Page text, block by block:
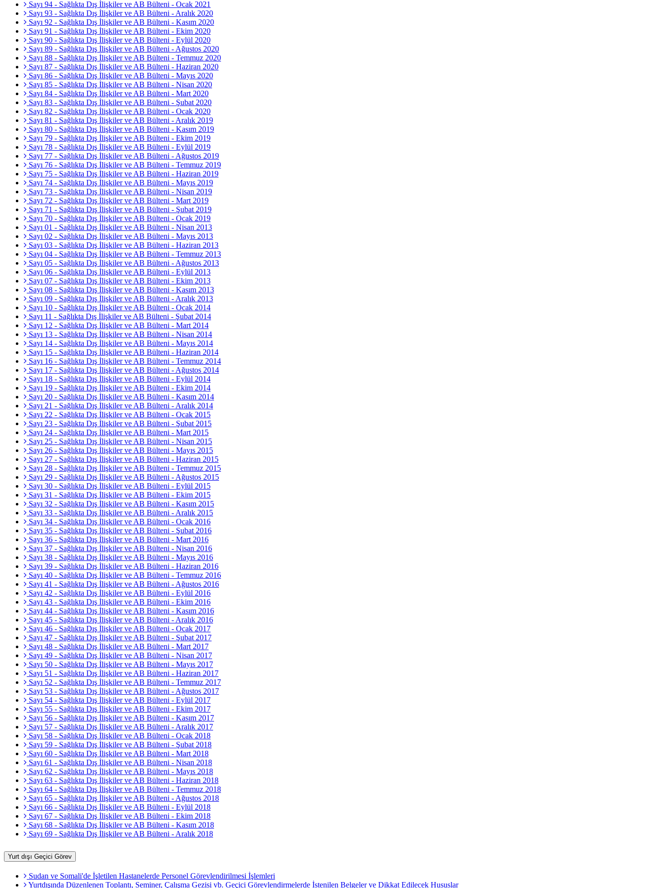
Sayı 94 - Sağlıkta Dış İlişkiler ve AB Bülteni - Ocak 2021
Sayı 93 - Sağlıkta Dış İlişkiler ve AB Bülteni - Aralık 2020
Sayı 92 - Sağlıkta Dış İlişkiler ve AB Bülteni - Kasım 2020
Sayı 91 - Sağlıkta Dış İlişkiler ve AB Bülteni - Ekim 2020
Sayı 90 - Sağlıkta Dış İlişkiler ve AB Bülteni - Eylül 2020
Sayı 89 - Sağlıkta Dış İlişkiler ve AB Bülteni - Ağustos 2020
Sayı 88 - Sağlıkta Dış İlişkiler ve AB Bülteni - Temmuz 2020
Sayı 87 - Sağlıkta Dış İlişkiler ve AB Bülteni - Haziran 2020
Sayı 86 - Sağlıkta Dış İlişkiler ve AB Bülteni - Mayıs 2020
Sayı 85 - Sağlıkta Dış İlişkiler ve AB Bülteni - Nisan 2020
Sayı 84 - Sağlıkta Dış İlişkiler ve AB Bülteni - Mart 2020
Sayı 83 - Sağlıkta Dış İlişkiler ve AB Bülteni - Şubat 2020
Sayı 82 - Sağlıkta Dış İlişkiler ve AB Bülteni - Ocak 2020
Sayı 81 - Sağlıkta Dış İlişkiler ve AB Bülteni - Aralık 2019
Sayı 80 - Sağlıkta Dış İlişkiler ve AB Bülteni - Kasım 2019
Sayı 79 - Sağlıkta Dış İlişkiler ve AB Bülteni - Ekim 2019
Sayı 78 - Sağlıkta Dış İlişkiler ve AB Bülteni - Eylül 2019
Sayı 77 - Sağlıkta Dış İlişkiler ve AB Bülteni - Ağustos 2019
Sayı 76 - Sağlıkta Dış İlişkiler ve AB Bülteni - Temmuz 2019
Sayı 75 - Sağlıkta Dış İlişkiler ve AB Bülteni - Haziran 2019
Sayı 74 - Sağlıkta Dış İlişkiler ve AB Bülteni - Mayıs 2019
Sayı 73 - Sağlıkta Dış İlişkiler ve AB Bülteni - Nisan 2019
Sayı 72 - Sağlıkta Dış İlişkiler ve AB Bülteni - Mart 2019
Sayı 71 - Sağlıkta Dış İlişkiler ve AB Bülteni - Şubat 2019
Sayı 70 - Sağlıkta Dış İlişkiler ve AB Bülteni - Ocak 2019
Sayı 01 - Sağlıkta Dış İlişkiler ve AB Bülteni - Nisan 2013
Sayı 02 - Sağlıkta Dış İlişkiler ve AB Bülteni - Mayıs 2013
Sayı 03 - Sağlıkta Dış İlişkiler ve AB Bülteni - Haziran 2013
Sayı 04 - Sağlıkta Dış İlişkiler ve AB Bülteni - Temmuz 2013
Sayı 05 - Sağlıkta Dış İlişkiler ve AB Bülteni - Ağustos 2013
Sayı 06 - Sağlıkta Dış İlişkiler ve AB Bülteni - Eylül 2013
Sayı 07 - Sağlıkta Dış İlişkiler ve AB Bülteni - Ekim 2013
Sayı 08 - Sağlıkta Dış İlişkiler ve AB Bülteni - Kasım 2013
Sayı 09 - Sağlıkta Dış İlişkiler ve AB Bülteni - Aralık 2013
Sayı 10 - Sağlıkta Dış İlişkiler ve AB Bülteni - Ocak 2014
Sayı 11 - Sağlıkta Dış İlişkiler ve AB Bülteni - Şubat 2014
Sayı 12 - Sağlıkta Dış İlişkiler ve AB Bülteni - Mart 2014
Sayı 13 - Sağlıkta Dış İlişkiler ve AB Bülteni - Nisan 2014
Sayı 14 - Sağlıkta Dış İlişkiler ve AB Bülteni - Mayıs 2014
Sayı 15 - Sağlıkta Dış İlişkiler ve AB Bülteni - Haziran 2014
Sayı 16 - Sağlıkta Dış İlişkiler ve AB Bülteni - Temmuz 2014
Sayı 17 - Sağlıkta Dış İlişkiler ve AB Bülteni - Ağustos 2014
Sayı 18 - Sağlıkta Dış İlişkiler ve AB Bülteni - Eylül 2014
Sayı 19 - Sağlıkta Dış İlişkiler ve AB Bülteni - Ekim 2014
Sayı 20 - Sağlıkta Dış İlişkiler ve AB Bülteni - Kasım 2014
Sayı 21 - Sağlıkta Dış İlişkiler ve AB Bülteni - Aralık 2014
Sayı 22 - Sağlıkta Dış İlişkiler ve AB Bülteni - Ocak 2015
Sayı 23 - Sağlıkta Dış İlişkiler ve AB Bülteni - Şubat 2015
Sayı 24 - Sağlıkta Dış İlişkiler ve AB Bülteni - Mart 2015
Sayı 25 - Sağlıkta Dış İlişkiler ve AB Bülteni - Nisan 2015
Sayı 26 - Sağlıkta Dış İlişkiler ve AB Bülteni - Mayıs 2015
Sayı 27 - Sağlıkta Dış İlişkiler ve AB Bülteni - Haziran 2015
Sayı 28 - Sağlıkta Dış İlişkiler ve AB Bülteni - Temmuz 2015
Sayı 29 - Sağlıkta Dış İlişkiler ve AB Bülteni - Ağustos 2015
Sayı 30 - Sağlıkta Dış İlişkiler ve AB Bülteni - Eylül 2015
Sayı 31 - Sağlıkta Dış İlişkiler ve AB Bülteni - Ekim 2015
Sayı 32 - Sağlıkta Dış İlişkiler ve AB Bülteni - Kasım 2015
Sayı 33 - Sağlıkta Dış İlişkiler ve AB Bülteni - Aralık 2015
Sayı 34 - Sağlıkta Dış İlişkiler ve AB Bülteni - Ocak 2016
Sayı 35 - Sağlıkta Dış İlişkiler ve AB Bülteni - Şubat 2016
Sayı 36 - Sağlıkta Dış İlişkiler ve AB Bülteni - Mart 2016
Sayı 37 - Sağlıkta Dış İlişkiler ve AB Bülteni - Nisan 2016
Sayı 38 - Sağlıkta Dış İlişkiler ve AB Bülteni - Mayıs 2016
Sayı 39 - Sağlıkta Dış İlişkiler ve AB Bülteni - Haziran 2016
Sayı 40 - Sağlıkta Dış İlişkiler ve AB Bülteni - Temmuz 2016
Sayı 41 - Sağlıkta Dış İlişkiler ve AB Bülteni - Ağustos 2016
Sayı 42 - Sağlıkta Dış İlişkiler ve AB Bülteni - Eylül 2016
Sayı 43 - Sağlıkta Dış İlişkiler ve AB Bülteni - Ekim 2016
Sayı 44 - Sağlıkta Dış İlişkiler ve AB Bülteni - Kasım 2016
Sayı 45 - Sağlıkta Dış İlişkiler ve AB Bülteni - Aralık 2016
Sayı 46 - Sağlıkta Dış İlişkiler ve AB Bülteni - Ocak 2017
Sayı 47 - Sağlıkta Dış İlişkiler ve AB Bülteni - Şubat 2017
Sayı 48 - Sağlıkta Dış İlişkiler ve AB Bülteni - Mart 2017
Sayı 49 - Sağlıkta Dış İlişkiler ve AB Bülteni - Nisan 2017
Sayı 50 - Sağlıkta Dış İlişkiler ve AB Bülteni - Mayıs 2017
Sayı 51 - Sağlıkta Dış İlişkiler ve AB Bülteni - Haziran 2017
Sayı 52 - Sağlıkta Dış İlişkiler ve AB Bülteni - Temmuz 2017
Sayı 53 - Sağlıkta Dış İlişkiler ve AB Bülteni - Ağustos 2017
Sayı 54 - Sağlıkta Dış İlişkiler ve AB Bülteni - Eylül 2017
Sayı 55 - Sağlıkta Dış İlişkiler ve AB Bülteni - Ekim 2017
Sayı 56 - Sağlıkta Dış İlişkiler ve AB Bülteni - Kasım 2017
Sayı 57 - Sağlıkta Dış İlişkiler ve AB Bülteni - Aralık 2017
Sayı 58 - Sağlıkta Dış İlişkiler ve AB Bülteni - Ocak 2018
Sayı 59 - Sağlıkta Dış İlişkiler ve AB Bülteni - Şubat 2018
Sayı 60 - Sağlıkta Dış İlişkiler ve AB Bülteni - Mart 2018
Sayı 61 - Sağlıkta Dış İlişkiler ve AB Bülteni - Nisan 2018
Sayı 62 - Sağlıkta Dış İlişkiler ve AB Bülteni - Mayıs 2018
Sayı 63 - Sağlıkta Dış İlişkiler ve AB Bülteni - Haziran 2018
Sayı 64 - Sağlıkta Dış İlişkiler ve AB Bülteni - Temmuz 2018
Sayı 65 - Sağlıkta Dış İlişkiler ve AB Bülteni - Ağustos 2018
Sayı 66 - Sağlıkta Dış İlişkiler ve AB Bülteni - Eylül 2018
Sayı 67 - Sağlıkta Dış İlişkiler ve AB Bülteni - Ekim 2018
Sayı 68 - Sağlıkta Dış İlişkiler ve AB Bülteni - Kasım 2018
Sayı 69 - Sağlıkta Dış İlişkiler ve AB Bülteni - Aralık 2018
Yurt dışı Geçici Görev
Sudan ve Somali'de İşletilen Hastanelerde Personel Görevlendirilmesi İşlemleri
Yurtdışında Düzenlenen Toplantı, Seminer, Çalışma Gezisi vb. Geçici Görevlendirmelerde İstenilen Belgeler ve Dikkat Edilecek Hususlar